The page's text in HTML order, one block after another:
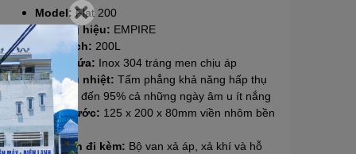
Model: Flat 200
Thương hiệu: EMPIRE
Dung tích: 200L
Bình chứa: Inox 304 tráng men chịu áp
Tấm thu nhiệt: Tấm phẳng khả năng hấp thụ
nhiệt lên đến 95% cả những ngày âm u ít nắng
Kích thước: 125 x 200 x 80mm viền nhôm bền
bỉ
Phụ kiện đi kèm: Bộ van xả áp, xả khí và hỗ